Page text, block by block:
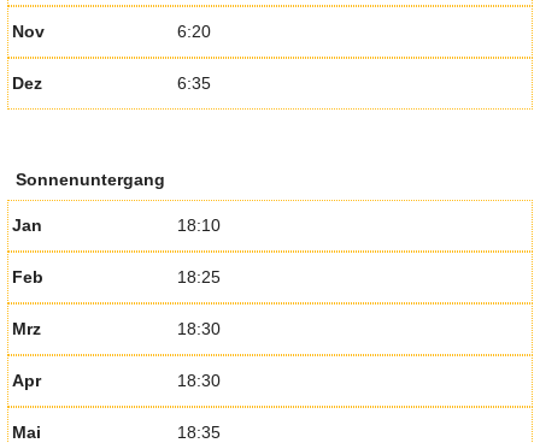
Nov 6:20
Dez 6:35
Sonnenuntergang
Jan 18:10
Feb 18:25
Mrz 18:30
Apr 18:30
Mai 18:35